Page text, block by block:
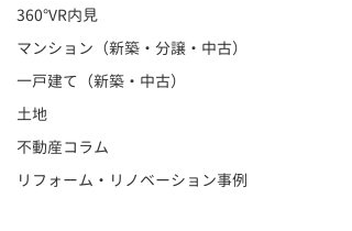
360°VR内見
マンション（新築・分譲・中古）
一戸建て（新築・中古）
土地
不動産コラム
リフォーム・リノベーション事例